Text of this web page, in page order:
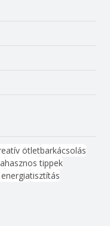
ötletbarkácsolás
hasznos tippek
tisztítás